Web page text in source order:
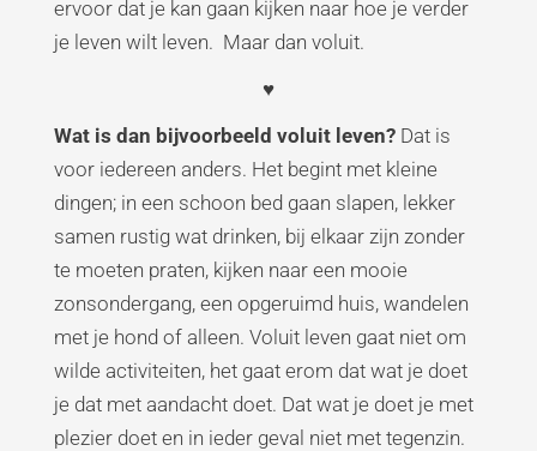
ervoor dat je kan gaan kijken naar hoe je verder
je leven wilt leven. Maar dan voluit.
♥
Wat is dan bijvoorbeeld voluit leven? Dat is
voor iedereen anders. Het begint met kleine
dingen; in een schoon bed gaan slapen, lekker
samen rustig wat drinken, bij elkaar zijn zonder
te moeten praten, kijken naar een mooie
zonsondergang, een opgeruimd huis, wandelen
met je hond of alleen. Voluit leven gaat niet om
wilde activiteiten, het gaat erom dat wat je doet
je dat met aandacht doet. Dat wat je doet je met
plezier doet en in ieder geval niet met tegenzin.